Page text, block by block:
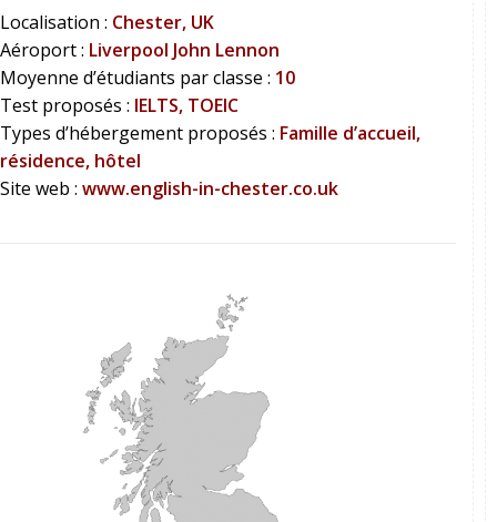
Localisation : Chester, UK
Aéroport : Liverpool John Lennon
Moyenne d’étudiants par classe : 10
Test proposés : IELTS, TOEIC
Types d’hébergement proposés : Famille d’accueil,
résidence, hôtel
Site web : www.english-in-chester.co.uk